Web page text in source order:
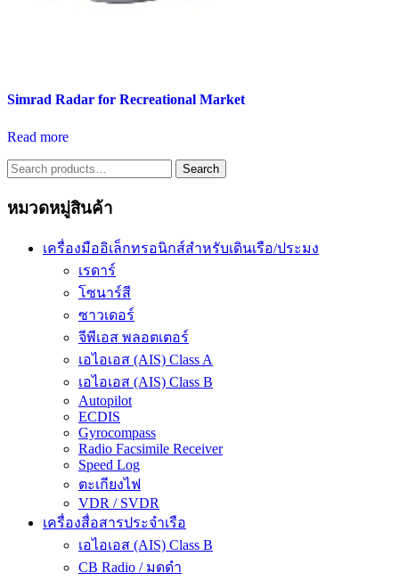
Simrad Radar for Recreational Market
Read more
Search
for:
Search
หมวดหมู่สินค้า
เครื่องมืออิเล็กทรอนิกส์สำหรับเดินเรือ/ประมง
เรดาร์
โซนาร์สี
ซาวเดอร์
จีพีเอส พลอตเตอร์
เอไอเอส (AIS) Class A
เอไอเอส (AIS) Class B
Autopilot
ECDIS
Gyrocompass
Radio Facsimile Receiver
Speed Log
ตะเกียงไฟ
VDR / SVDR
เครื่องสื่อสารประจำเรือ
เอไอเอส (AIS) Class B
CB Radio / มดดำ